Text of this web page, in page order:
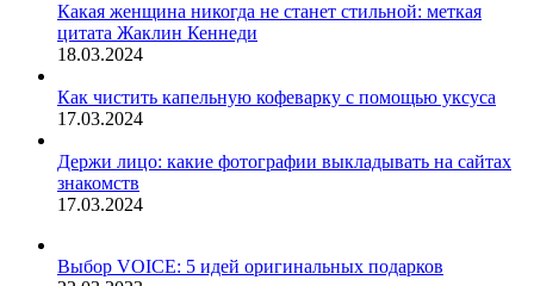
Какая женщина никогда не станет стильной: меткая
цитата Жаклин Кеннеди
18.03.2024
Как чистить капельную кофеварку с помощью уксуса
17.03.2024
Держи лицо: какие фотографии выкладывать на сайтах
знакомств
17.03.2024
Выбор VOICE: 5 идей оригинальных подарков